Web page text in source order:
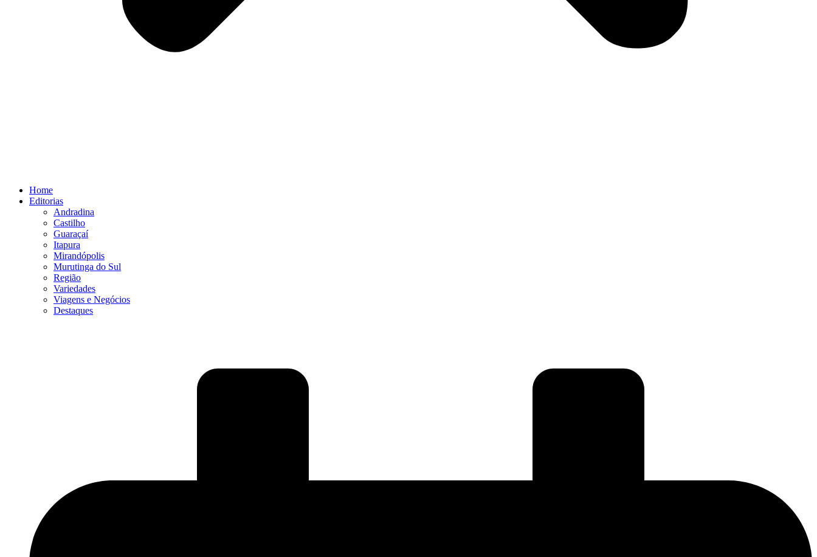
Home
Editorias
Andradina
Castilho
Guaraçaí
Itapura
Mirandópolis
Murutinga do Sul
Região
Variedades
Viagens e Negócios
Destaques